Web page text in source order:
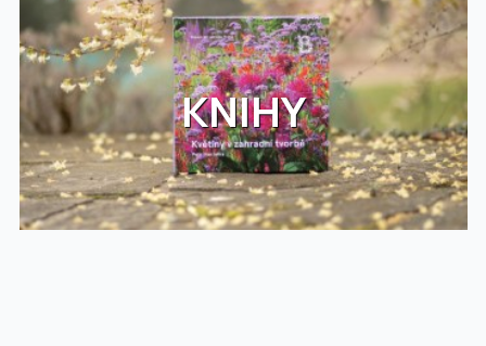
KNIHY